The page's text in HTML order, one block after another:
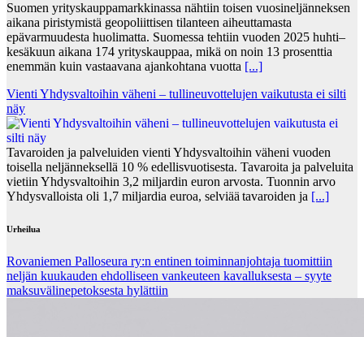
Suomen yrityskauppamarkkinassa nähtiin toisen vuosineljänneksen
aikana piristymistä geopoliittisen tilanteen aiheuttamasta
epävarmuudesta huolimatta. Suomessa tehtiin vuoden 2025 huhti–
kesäkuun aikana 174 yrityskauppaa, mikä on noin 13 prosenttia
enemmän kuin vastaavana ajankohtana vuotta [...]
Vienti Yhdysvaltoihin väheni – tullineuvottelujen vaikutusta ei silti
näy
Tavaroiden ja palveluiden vienti Yhdysvaltoihin väheni vuoden
toisella neljänneksellä 10 % edellisvuotisesta. Tavaroita ja palveluita
vietiin Yhdysvaltoihin 3,2 miljardin euron arvosta. Tuonnin arvo
Yhdysvalloista oli 1,7 miljardia euroa, selviää tavaroiden ja [...]
Urheilua
Rovaniemen Palloseura ry:n entinen toiminnanjohtaja tuo­mit­tiin
neljän kuu­kau­den eh­dol­li­seen van­keu­teen ka­val­luk­ses­ta – syyte
mak­su­vä­li­ne­pe­tok­ses­ta hy­lät­tiin